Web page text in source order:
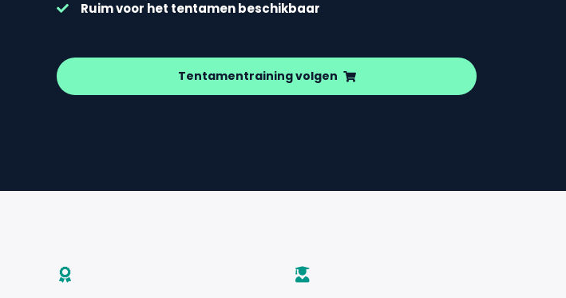
Ruim voor het tentamen beschikbaar
Tentamentraining volgen